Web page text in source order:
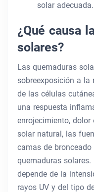
solar adecuada.
¿Qué causa
solares?
Las quemaduras
sobreexposición a la
de las células
una respuesta
enrojecimiento,
solar natural, las
camas de
quemaduras
depende de la
rayos UV y del tipo